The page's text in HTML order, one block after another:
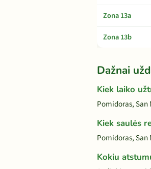
Zona 13a
Zona 13b
Dažnai
Kiek laiko
Pomidoras,
Kiek saulės
Pomidoras,
Kokiu